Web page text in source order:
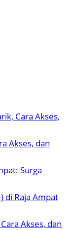
Cara Akses,
Akses, dan
Surga
di Raja Ampat
Akses, dan